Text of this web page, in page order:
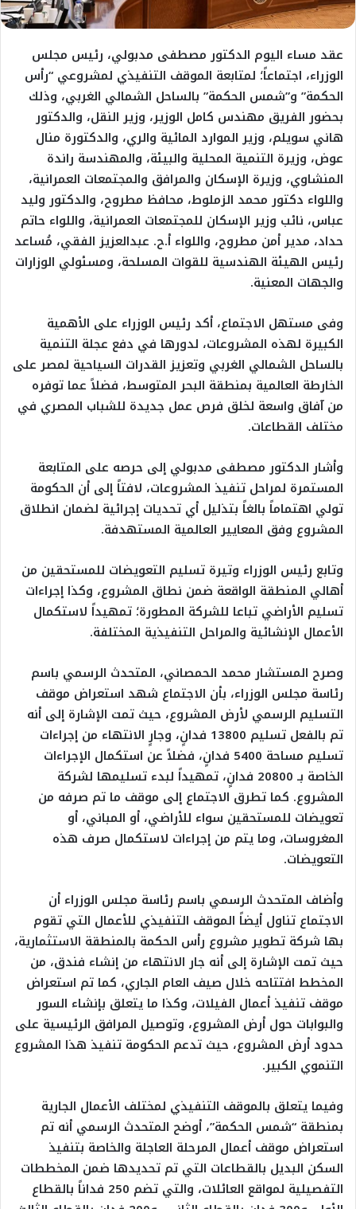
عقد مساء اليوم الدكتور مصطفى مدبولي، رئيس مجلس
الوزراء، اجتماعاً؛ لمتابعة الموقف التنفيذي لمشروعي “رأس
الحكمة” و”شمس الحكمة” بالساحل الشمالي الغربي، وذلك
بحضور الفريق مهندس كامل الوزير، وزير النقل، والدكتور
هاني سويلم، وزير الموارد المائية والري، والدكتورة منال
عوض، وزيرة التنمية المحلية والبيئة، والمهندسة راندة
المنشاوي، وزيرة الإسكان والمرافق والمجتمعات العمرانية،
واللواء دكتور محمد الزملوط، محافظ مطروح، والدكتور وليد
عباس، نائب وزير الإسكان للمجتمعات العمرانية، واللواء حاتم
حداد، مدير أمن مطروح، واللواء أ.ح. عبدالعزيز الفقي، مُساعد
رئيس الهيئة الهندسية للقوات المسلحة، ومسئولي الوزارات
والجهات المعنية.
وفى مستهل الاجتماع، أكد رئيس الوزراء على الأهمية
الكبيرة لهذه المشروعات، لدورها في دفع عجلة التنمية
بالساحل الشمالي الغربي وتعزيز القدرات السياحية لمصر على
الخارطة العالمية بمنطقة البحر المتوسط، فضلاً عما توفره
من آفاق واسعة لخلق فرص عمل جديدة للشباب المصري في
مختلف القطاعات.
وأشار الدكتور مصطفى مدبولي إلى حرصه على المتابعة
المستمرة لمراحل تنفيذ المشروعات، لافتاً إلى أن الحكومة
تولي اهتماماً بالغاً بتذليل أي تحديات إجرائية لضمان انطلاق
المشروع وفق المعايير العالمية المستهدفة.
وتابع رئيس الوزراء وتيرة تسليم التعويضات للمستحقين من
أهالي المنطقة الواقعة ضمن نطاق المشروع، وكذا إجراءات
تسليم الأراضي تباعا للشركة المطورة؛ تمهيداً لاستكمال
الأعمال الإنشائية والمراحل التنفيذية المختلفة.
وصرح المستشار محمد الحمصاني، المتحدث الرسمي باسم
رئاسة مجلس الوزراء، بأن الاجتماع شهد استعراض موقف
التسليم الرسمي لأرض المشروع، حيث تمت الإشارة إلى أنه
تم بالفعل تسليم 13800 فدانٍ، وجارٍ الانتهاء من إجراءات
تسليم مساحة 5400 فدانٍ، فضلاً عن استكمال الإجراءات
الخاصة بـ 20800 فدانٍ، تمهيداً لبدء تسليمها لشركة
المشروع. كما تطرق الاجتماع إلى موقف ما تم صرفه من
تعويضات للمستحقين سواء للأراضي، أو المباني، أو
المغروسات، وما يتم من إجراءات لاستكمال صرف هذه
التعويضات.
وأضاف المتحدث الرسمي باسم رئاسة مجلس الوزراء أن
الاجتماع تناول أيضاً الموقف التنفيذي للأعمال التي تقوم
بها شركة تطوير مشروع رأس الحكمة بالمنطقة الاستثمارية،
حيث تمت الإشارة إلى أنه جار الانتهاء من إنشاء فندق، من
المخطط افتتاحه خلال صيف العام الجاري، كما تم استعراض
موقف تنفيذ أعمال الفيلات، وكذا ما يتعلق بإنشاء السور
والبوابات حول أرض المشروع، وتوصيل المرافق الرئيسية على
حدود أرض المشروع، حيث تدعم الحكومة تنفيذ هذا المشروع
التنموي الكبير.
وفيما يتعلق بالموقف التنفيذي لمختلف الأعمال الجارية
بمنطقة “شمس الحكمة”، أوضح المتحدث الرسمي أنه تم
استعراض موقف أعمال المرحلة العاجلة والخاصة بتنفيذ
السكن البديل بالقطاعات التي تم تحديدها ضمن المخططات
التفصيلية لمواقع العائلات، والتي تضم 250 فداناً بالقطاع